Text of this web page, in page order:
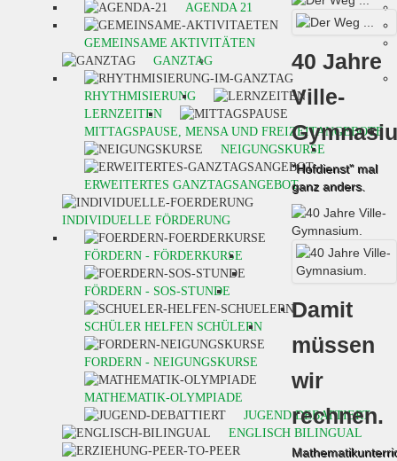
40 Jahre
Ville-
"Hofdienst" mal
ganz anders.
Damit
müssen
wir
rechnen.
AGENDA 21
GEMEINSAME AKTIVITÄTEN
GANZTAG
RHYTHMISIERUNG
LERNZEITEN
MITTAGSPAUSE, MENSA UND FREIZEITANGEBOTE
NEIGUNGSKURSE
ERWEITERTES GANZTAGSANGEBOT
INDIVIDUELLE FÖRDERUNG
FÖRDERN - FÖRDERKURSE
FÖRDERN - SOS-STUNDE
SCHÜLER HELFEN SCHÜLERN
FORDERN - NEIGUNGSKURSE
MATHEMATIK-OLYMPIADE
JUGEND DEBATTIERT
ENGLISCH BILINGUAL